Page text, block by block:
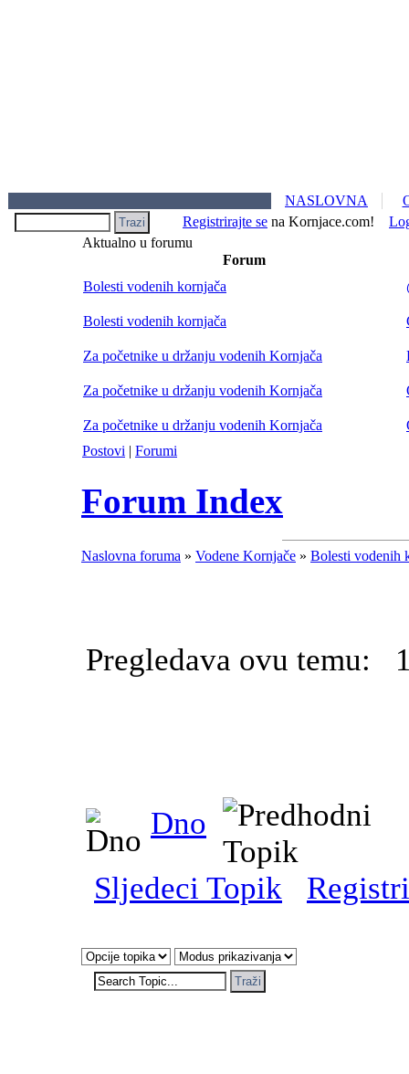
NASLOVNA
Registrirajte se na Kornjace.com!
Aktualno u forumu
Forum
Bolesti vodenih kornjača
Bolesti vodenih kornjača
Za početnike u držanju vodenih Kornjača
Za početnike u držanju vodenih Kornjača
Za početnike u držanju vodenih Kornjača
Postovi | Forumi
Forum Index
Naslovna foruma » Vodene Kornjače » Bolesti vodenih
Pregledava ovu temu:
Dno
Sljedeci Topik